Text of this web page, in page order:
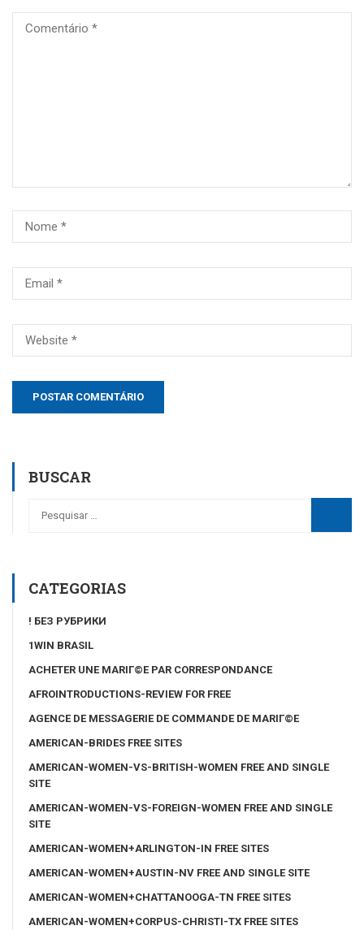
BUSCAR
CATEGORIAS
! БЕЗ РУБРИКИ
1WIN BRASIL
ACHETER UNE MARIГ©E PAR CORRESPONDANCE
AFROINTRODUCTIONS-REVIEW FOR FREE
AGENCE DE MESSAGERIE DE COMMANDE DE MARIГ©E
AMERICAN-BRIDES FREE SITES
AMERICAN-WOMEN-VS-BRITISH-WOMEN FREE AND SINGLE
SITE
AMERICAN-WOMEN-VS-FOREIGN-WOMEN FREE AND SINGLE
SITE
AMERICAN-WOMEN+ARLINGTON-IN FREE SITES
AMERICAN-WOMEN+AUSTIN-NV FREE AND SINGLE SITE
AMERICAN-WOMEN+CHATTANOOGA-TN FREE SITES
AMERICAN-WOMEN+CORPUS-CHRISTI-TX FREE SITES